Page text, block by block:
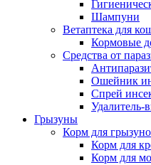
Шампуни
Ветаптека для
Кормовые
Средства от
Ошейник
Спрей
Удалитель-
Грызуны
Корм для
Корм для
Корм для